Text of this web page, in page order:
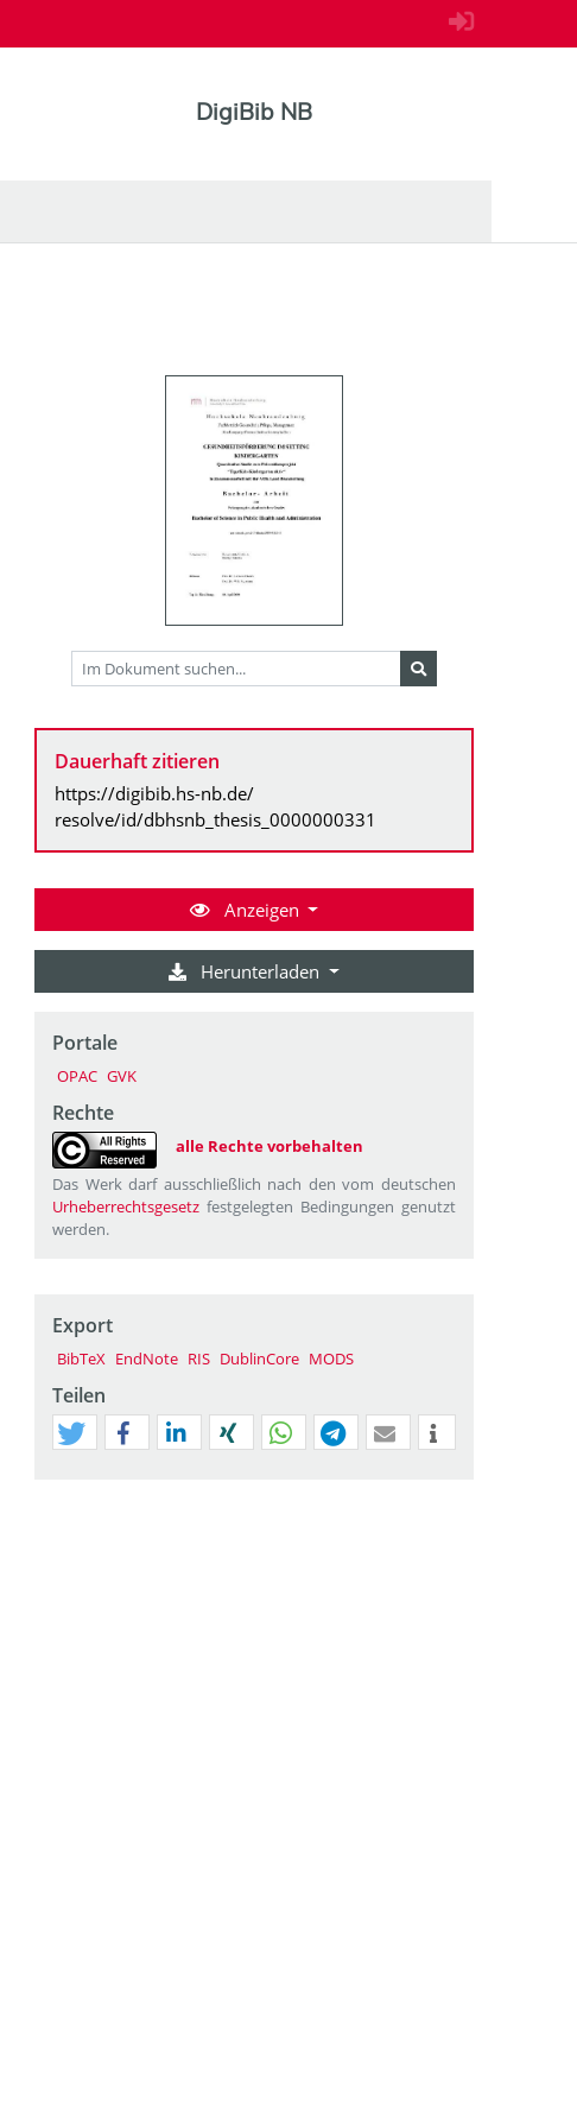
DigiBib NB
Dauerhaft zitieren
https://digibib.hs-nb.de/
resolve/id/dbhsnb_thesis_0000000331
Anzeigen
Herunterladen
Portale
OPAC GVK
Rechte
alle Rechte vorbehalten
Das Werk darf ausschließlich nach den vom deutschen
Urheberrechtsgesetz festgelegten Bedingungen genutzt
werden.
Export
BibTeX EndNote RIS DublinCore MODS
Teilen